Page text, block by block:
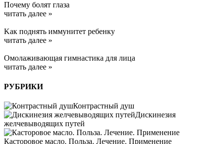
Почему болят глаза
читать далее »
Kак поднять иммунитет ребенку
читать далее »
Омолаживающая гимнастика для лица
читать далее »
РУБРИКИ
Контрастный душ
Дискинезия
желчевыводящих путей
Касторовое масло. Польза. Лечение. Применение